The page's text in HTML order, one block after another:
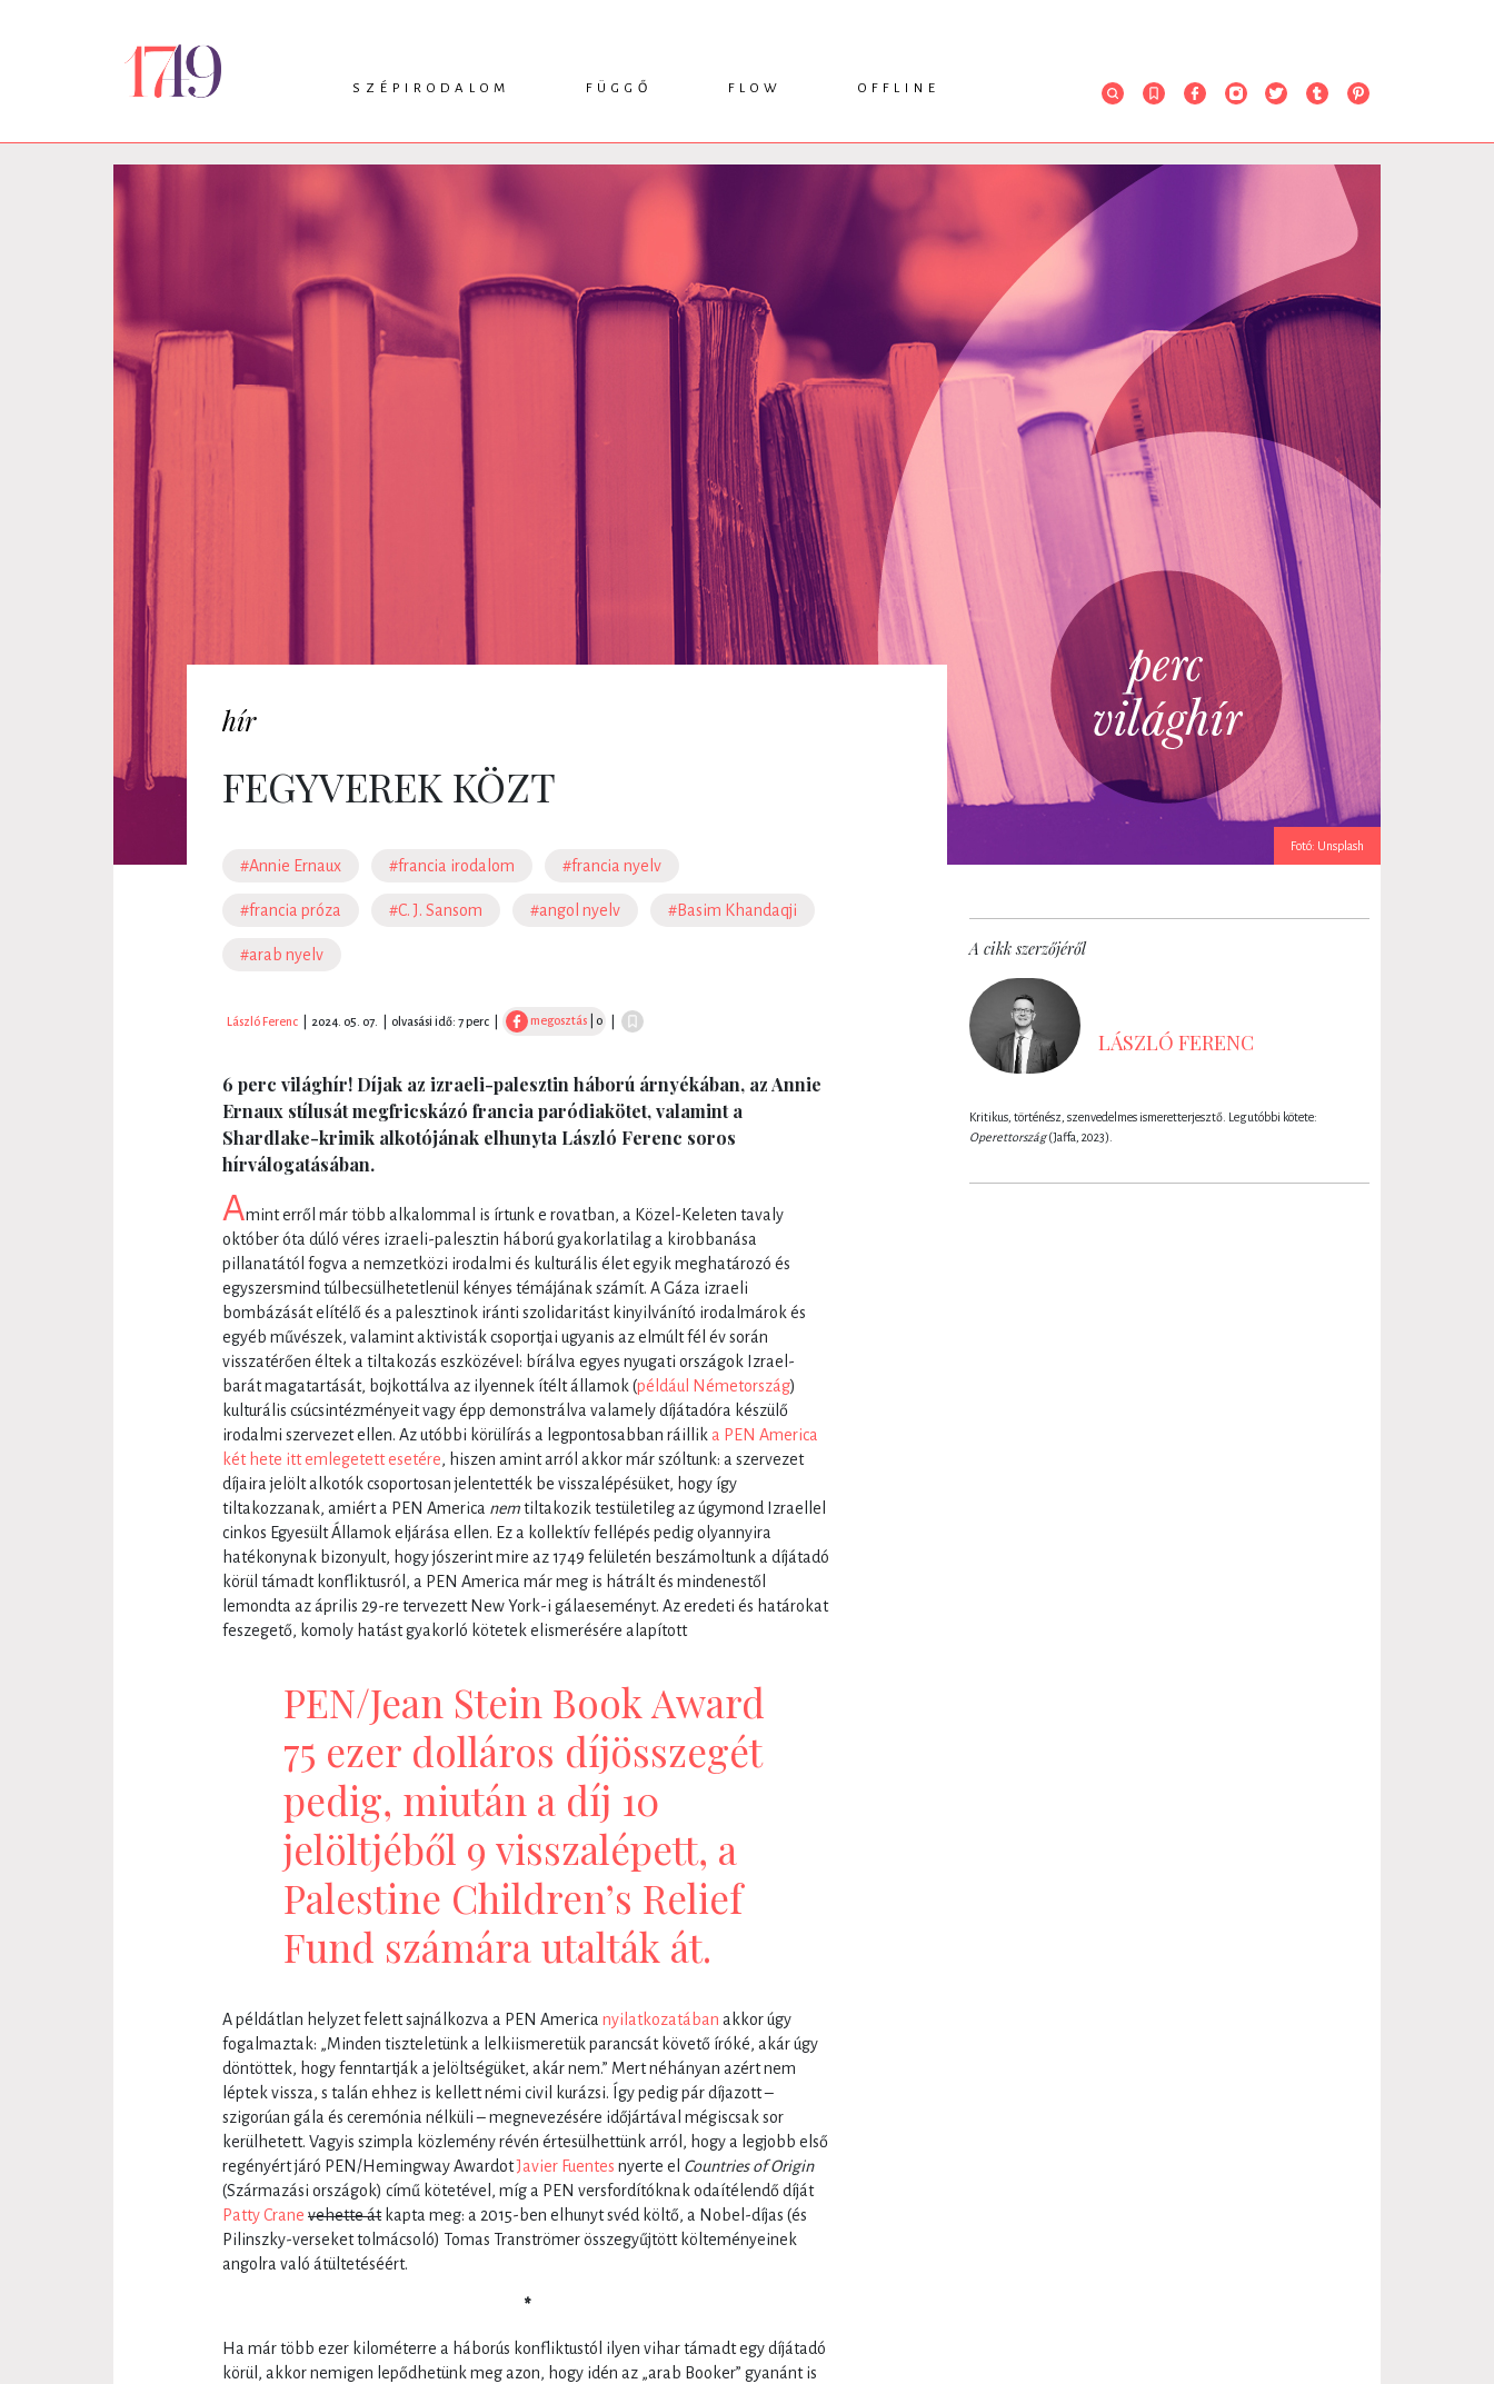
SZÉPIRODALOM
VERS
FÜGGŐ
KRITIKA
FLOW
INTERJÚ
OFFLINE
RENDEZVÉNYEK
Fotó: Unsplash
hír
FEGYVEREK KÖZT
#Annie Ernaux #francia irodalom #francia nyelv
#francia próza #C. J. Sansom #angol nyelv #Basim Khandaqji
#arab nyelv
László Ferenc 2024. 05. 07. olvasási idő: 7 perc megosztás | 0
6 perc világhír! Díjak az izraeli-palesztin háború árnyékában, az Annie
Ernaux stílusát megfricskázó francia paródiakötet, valamint a
Shardlake-krimik alkotójának elhunyta László Ferenc soros
hírválogatásában.
Amint erről már több alkalommal is írtunk e rovatban, a Közel-Keleten tavaly
október óta dúló véres izraeli-palesztin háború gyakorlatilag a kirobbanása
pillanatától fogva a nemzetközi irodalmi és kulturális élet egyik meghatározó és
egyszersmind túlbecsülhetetlenül kényes témájának számít. A Gáza izraeli
bombázását elítélő és a palesztinok iránti szolidaritást kinyilvánító irodalmárok és
egyéb művészek, valamint aktivisták csoportjai ugyanis az elmúlt fél év során
visszatérően éltek a tiltakozás eszközével: bírálva egyes nyugati országok Izrael-
barát magatartását, bojkottálva az ilyennek ítélt államok (például Németország)
kulturális csúcsintézményeit vagy épp demonstrálva valamely díjátadóra készülő
irodalmi szervezet ellen. Az utóbbi körülírás a legpontosabban ráillik a PEN America
két hete itt emlegetett esetére, hiszen amint arról akkor már szóltunk: a szervezet
díjaira jelölt alkotók csoportosan jelentették be visszalépésüket, hogy így
tiltakozzanak, amiért a PEN America nemtiltakozik testületileg az úgymond Izraellel
cinkos Egyesült Államok eljárása ellen. Ez a kollektív fellépés pedig olyannyira
hatékonynak bizonyult, hogy jószerint mire az 1749 felületén beszámoltunk a díjátadó
körül támadt konfliktusról, a PEN America már meg is hátrált és mindenestől
lemondta az április 29-re tervezett New York-i gálaeseményt. Az eredeti és határokat
feszegető, komoly hatást gyakorló kötetek elismerésére alapított
PEN/Jean Stein Book Award
75 ezer dolláros díjösszegét
pedig, miután a díj 10
jelöltjéből 9 visszalépett, a
Palestine Children’s Relief
Fund számára utalták át.
A példátlan helyzet felett sajnálkozva a PEN America nyilatkozatában akkor úgy
fogalmaztak: „Minden tiszteletünk a lelkiismeretük parancsát követő íróké, akár úgy
döntöttek, hogy fenntartják a jelöltségüket, akár nem.” Mert néhányan azért nem
léptek vissza, s talán ehhez is kellett némi civil kurázsi. Így pedig pár díjazott –
szigorúan gála és ceremónia nélküli – megnevezésére időjártával mégiscsak sor
kerülhetett. Vagyis szimpla közlemény révén értesülhettünk arról, hogy a legjobb első
regényért járó PEN/Hemingway AwardotJavier Fuentes nyerte el Countries of Origin
(Származási országok) című kötetével, míg a PEN versfordítóknak odaítélendő díját
Patty Crane vehette átkapta meg: a 2015-ben elhunyt svéd költő, a Nobel-díjas (és
Pilinszky-verseket tolmácsoló) Tomas Tranströmer összegyűjtött költeményeinek
angolra való átültetéséért.
*
Ha már több ezer kilométerre a háborús konfliktustól ilyen vihar támadt egy díjátadó
körül, akkor nemigen lepődhetünk meg azon, hogy idén az „arab Booker” gyanánt is
A cikk szerzőjéről
LÁSZLÓ FERENC
Kritikus, történész, szenvedelmes ismeretterjesztő. Legutóbbi kötete:
Operettország(Jaffa, 2023).